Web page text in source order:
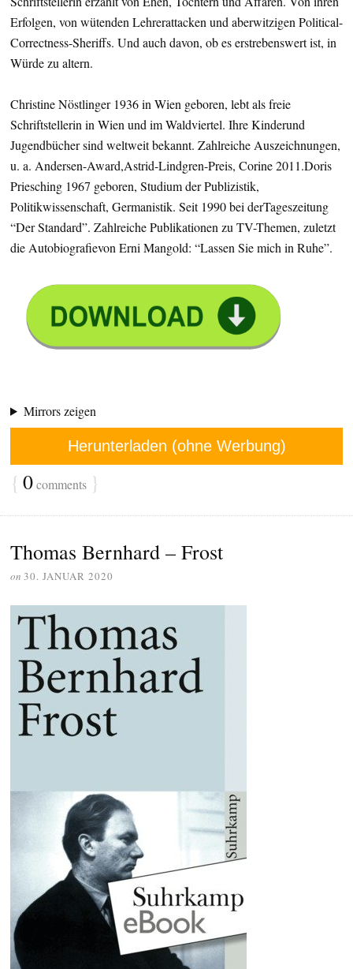
Erfolgen, von wütenden Lehrerattacken und aberwitzigen Political-
Correctness-Sheriffs. Und auch davon, ob es erstrebenswert ist, in
Würde zu altern.
Christine Nöstlinger 1936 in Wien geboren, lebt als freie
Schriftstellerin in Wien und im Waldviertel. Ihre Kinderund
Jugendbücher sind weltweit bekannt. Zahlreiche Auszeichnungen,
u. a. Andersen-Award,Astrid-Lindgren-Preis, Corine 2011.Doris
Priesching 1967 geboren, Studium der Publizistik,
Politikwissenschaft, Germanistik. Seit 1990 bei derTageszeitung
“Der Standard”. Zahlreiche Publikationen zu TV-Themen, zuletzt
die Autobiografievon Erni Mangold: “Lassen Sie mich in Ruhe”.
Mirrors zeigen
Herunterladen (ohne Werbung)
{ 0comments }
Thomas Bernhard – Frost
on 30. JANUAR 2020